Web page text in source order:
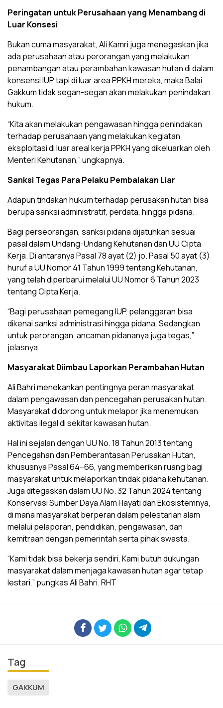
Peringatan untuk Perusahaan yang Menambang di
Luar Konsesi
Bukan cuma masyarakat, Ali Kamri juga menegaskan jika
ada perusahaan atau perorangan yang melakukan
penambangan atau perambahan kawasan hutan di dalam
konsensi IUP tapi di luar area PPKH mereka, maka Balai
Gakkum tidak segan-segan akan melakukan penindakan
hukum.
“Kita akan melakukan pengawasan hingga penindakan
terhadap perusahaan yang melakukan kegiatan
eksploitasi di luar areal kerja PPKH yang dikeluarkan oleh
Menteri Kehutanan,” ungkapnya.
Sanksi Tegas Para Pelaku Pembalakan Liar
Adapun tindakan hukum terhadap perusakan hutan bisa
berupa sanksi administratif, perdata, hingga pidana.
Bagi perseorangan, sanksi pidana dijatuhkan sesuai
pasal dalam Undang-Undang Kehutanan dan UU Cipta
Kerja. Di antaranya Pasal 78 ayat (2) jo. Pasal 50 ayat (3)
huruf a UU Nomor 41 Tahun 1999 tentang Kehutanan,
yang telah diperbarui melalui UU Nomor 6 Tahun 2023
tentang Cipta Kerja.
“Bagi perusahaan pemegang IUP, pelanggaran bisa
dikenai sanksi administrasi hingga pidana. Sedangkan
untuk perorangan, ancaman pidananya juga tegas,”
jelasnya.
Masyarakat Diimbau Laporkan Perambahan Hutan
Ali Bahri menekankan pentingnya peran masyarakat
dalam pengawasan dan pencegahan perusakan hutan.
Masyarakat didorong untuk melapor jika menemukan
aktivitas ilegal di sekitar kawasan hutan.
Hal ini sejalan dengan UU No. 18 Tahun 2013 tentang
Pencegahan dan Pemberantasan Perusakan Hutan,
khususnya Pasal 64–66, yang memberikan ruang bagi
masyarakat untuk melaporkan tindak pidana kehutanan.
Juga ditegaskan dalam UU No. 32 Tahun 2024 tentang
Konservasi Sumber Daya Alam Hayati dan Ekosistemnya,
di mana masyarakat berperan dalam pelestarian alam
melalui pelaporan, pendidikan, pengawasan, dan
kemitraan dengan pemerintah serta pihak swasta.
“Kami tidak bisa bekerja sendiri. Kami butuh dukungan
masyarakat dalam menjaga kawasan hutan agar tetap
lestari,” pungkas Ali Bahri. RHT
Tag
GAKKUM